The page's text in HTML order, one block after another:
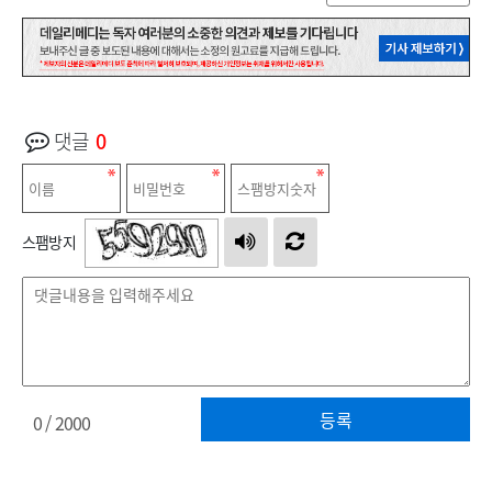
댓글 0
스팸방지
등록
0/ 2000